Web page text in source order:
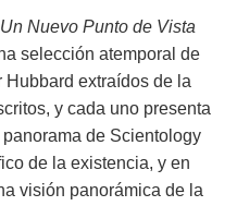
Nuevo Punto de Vista
selección atemporal de
Hubbard extraídos de la
y cada uno presenta
de Scientology
de la existencia, y en
visión panorámica de la